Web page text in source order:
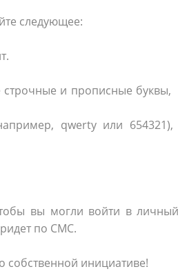
следующее:
и прописные
qwerty или
вы могли войти в
по СМС.
собственной инициативе!